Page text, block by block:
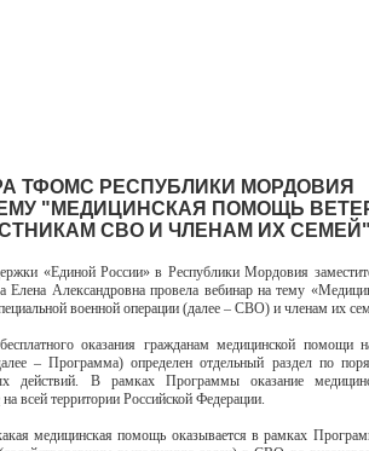
ТФОМС РЕСПУБЛИКИ МОРДОВИЯ
"МЕДИЦИНСКАЯ ПОМОЩЬ
СВО И ЧЛЕНАМ ИХ СЕМЕЙ"
«Единой России» в Республики Мордовия
Александровна провела вебинар на тему
военной операции (далее – СВО) и членам их
оказания гражданам медицинской помощи
– Программа) определен отдельный раздел по
действий. В рамках Программы оказание
на всей территории Российской Федерации.
медицинская помощь оказывается в рамках